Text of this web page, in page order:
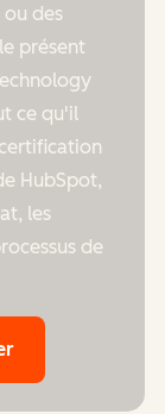
des
présent
ce qu'il
HubSpot,
les
de